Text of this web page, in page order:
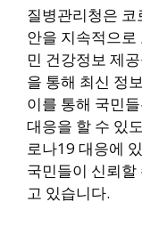
질병관리청은
안을 지속적으
민 건강정보 제
을 통해 최신 정
이를 통해 국민
대응을 할 수 있
로나19 대응에
국민들이 신뢰
고 있습니다.